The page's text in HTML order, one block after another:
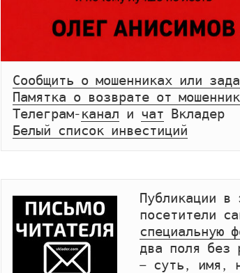
Сообщить о мошенниках или
Памятка о возврате от
Телеграм- канал и чат
Вкладер
Белый список инвестиций
Публикации в
специальную
два поля без
— суть, имя,